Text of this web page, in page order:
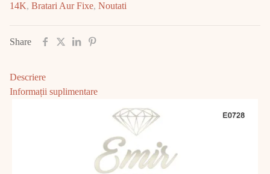
6.12gr
14K, Bratari Aur Fixe, Noutati
Share
Descriere
Informații suplimentare